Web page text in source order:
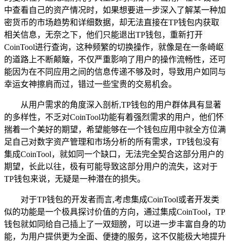
中查看自己的资产情况时，如果想要进一步深入了解某一种加
密货币的市场趋势和详细数据，却无法直接在TP钱包内获取
相关信息，无奈之下，他们只能退出TP钱包，重新打开
CoinTool进行查询，这种频繁的切换操作，就像是在一条崎岖
的道路上不断颠簸，不仅严重影响了用户的操作流畅性，还可
能因为在不同应用之间的信息传递不够及时，导致用户如同与
幸运女神擦肩而过，错过一些宝贵的交易机会。
从用户需求的角度深入剖析,TP钱包的用户群体具有显著
的多样性，不乏对CoinTool功能有着强烈需求的用户，他们怀
揣着一个美好的期望，希望能够在一个钱包应用中就全方位满
足自己对数字资产管理和市场分析的所有需求，TP钱包没有
集成CoinTool，就如同一个缺口，无法完全契合这部分用户的
期望，长此以往，极有可能导致这部分用户的流失，这对于
TP钱包来说，无疑是一种潜在的损失。
对于TP钱包的开发者而言,考虑集成CoinTool或者开发类
似的功能是一个极具探讨价值的方向，通过集成CoinTool，TP
钱包就如同给自己插上了一双翅膀，可以进一步丰富自身的功
能，为用户提供更为全面、便捷的服务，这不仅能极大地提升